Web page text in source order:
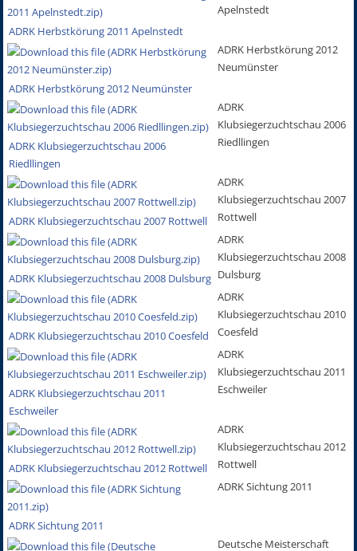
ADRK Herbstkörung 2011 Apelnstedt
Apelnstedt
ADRK Herbstkörung 2012 Neumünster
ADRK Herbstkörung 2012
Neumünster
ADRK Klubsiegerzuchtschau 2006
Riedllingen
ADRK
Klubsiegerzuchtschau 2006
Riedllingen
ADRK Klubsiegerzuchtschau 2007 Rottwell
ADRK
Klubsiegerzuchtschau 2007
Rottwell
ADRK Klubsiegerzuchtschau 2008 Dulsburg
ADRK
Klubsiegerzuchtschau 2008
Dulsburg
ADRK Klubsiegerzuchtschau 2010 Coesfeld
ADRK
Klubsiegerzuchtschau 2010
Coesfeld
ADRK Klubsiegerzuchtschau 2011
Eschweiler
ADRK
Klubsiegerzuchtschau 2011
Eschweiler
ADRK Klubsiegerzuchtschau 2012 Rottwell
ADRK
Klubsiegerzuchtschau 2012
Rottwell
ADRK Sichtung 2011
ADRK Sichtung 2011
Deutsche Meisterschaft